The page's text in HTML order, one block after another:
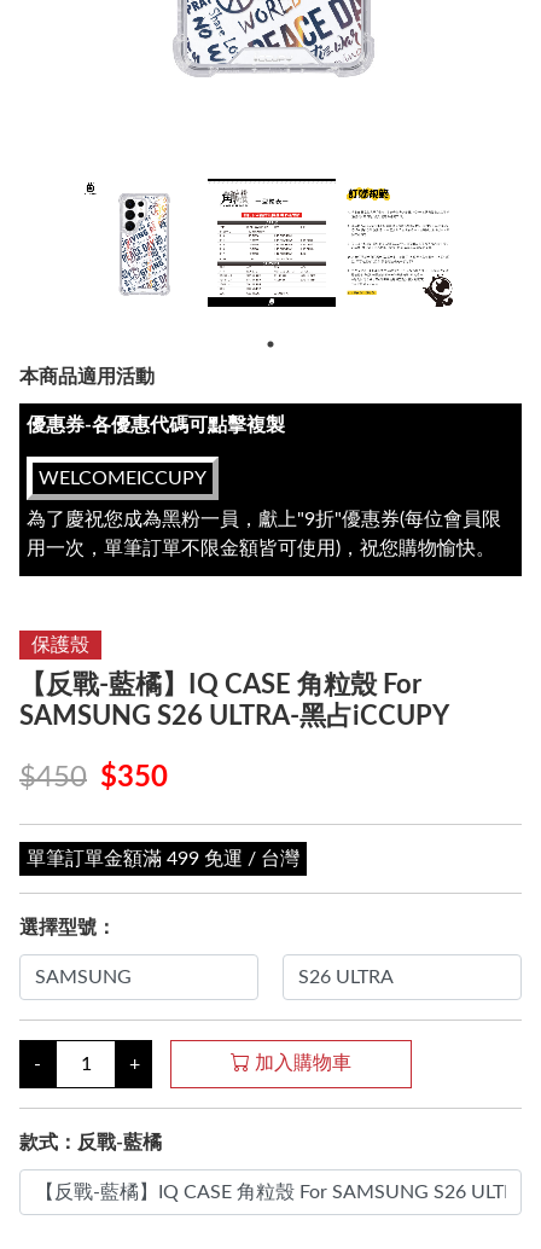
本商品適用活動
優惠券-各優惠代碼可點擊複製
WELCOMEICCUPY
為了慶祝您成為黑粉一員，獻上"9折"優惠券(每位會員限
用一次，單筆訂單不限金額皆可使用)，祝您購物愉快。
保護殼
【反戰-藍橘】IQ CASE 角粒殼 For
SAMSUNG S26 ULTRA-黑占iCCUPY
$450 $350
單筆訂單金額滿 499 免運 / 台灣
選擇型號：
- + 加入購物車
款式：反戰-藍橘